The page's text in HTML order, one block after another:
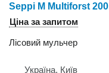
Seppi M Multiforst 200
Ціна за запитом
Лісовий мульчер
Україна, Київ